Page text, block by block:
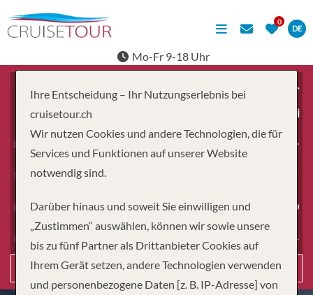
DE
Mo-Fr 9-18 Uhr
Erwachsene
Kinder
Dauer
Reiseart
Suchen
Ihre Entscheidung – Ihr Nutzungserlebnis bei
cruisetour.ch
Wir nutzen Cookies und andere Technologien, die für
Services und Funktionen auf unserer Website
notwendig sind.
Darüber hinaus und soweit Sie einwilligen und
„Zustimmen“ auswählen, können wir sowie unsere
bis zu fünf Partner als Drittanbieter Cookies auf
Ihrem Gerät setzen, andere Technologien verwenden
und personenbezogene Daten [z. B. IP-Adresse] von